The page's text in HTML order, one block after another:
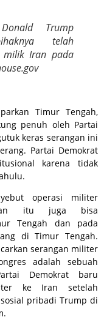
Trump
telah
milik Iran pada
Timur Tengah,
penuh oleh Partai
keras serangan ini
Partai Demokrat
karena tidak
operasi militer
itu juga bisa
Tengah dan pada
di Timur Tengah.
serangan militer
adalah sebuah
Demokrat baru
ke Iran setelah
pribadi Trump di